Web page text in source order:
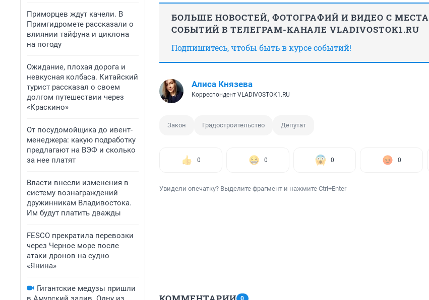
Приморцев ждут качели. В
Примгидромете рассказали о
влиянии тайфуна и циклона
на погоду
Ожидание, плохая дорога и
невкусная колбаса. Китайский
турист рассказал о своем
долгом путешествии через
«Краскино»
От посудомойщика до ивент-
менеджера: какую подработку
предлагают на ВЭФ и сколько
за нее платят
Власти внесли изменения в
систему вознаграждений
дружинникам Владивостока.
Им будут платить дважды
FESCO прекратила перевозки
через Черное море после
атаки дронов на судно
«Янина»
Гигантские медузы пришли
БОЛЬШЕ НОВОСТЕЙ, ФОТОГРАФИЙ И ВИДЕО С МЕСТА
СОБЫТИЙ В ТЕЛЕГРАМ-КАНАЛЕ VLADIVOSTOK1.RU
Подпишитесь, чтобы быть в курсе событий!
Алиса Князева
Корреспондент VLADIVOSTOK1.RU
Закон Градостроительство Депутат
0 0 0 0
Увидели опечатку? Выделите фрагмент и нажмите Ctrl+Enter
0